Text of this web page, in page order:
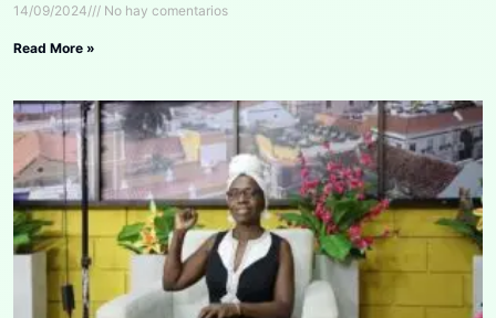
14/09/2024 No hay comentarios
Read More »